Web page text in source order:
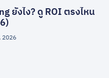
ยังไง? ดู ROI ตรงไหน
2026